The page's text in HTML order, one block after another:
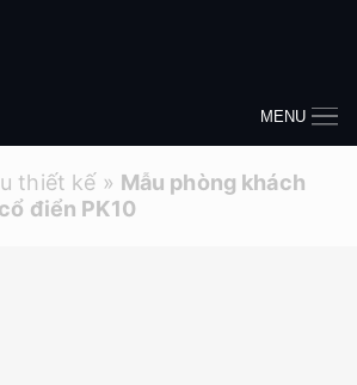
MENU
thiết kế » Mẫu phòng khách
điển PK10